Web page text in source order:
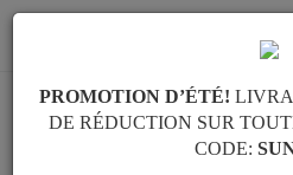
PROMOTION D’ÉTÉ!
DE RÉDUCTION SUR
CODE: